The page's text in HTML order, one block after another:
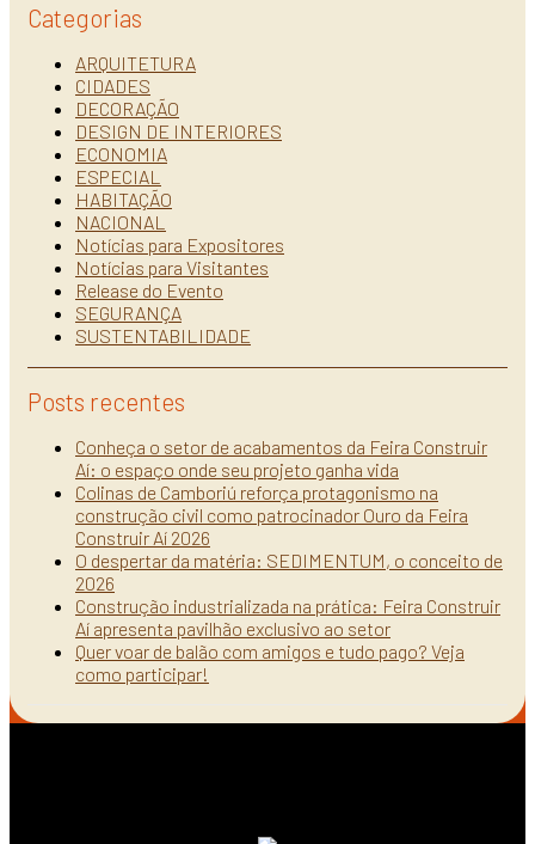
Categorias
ARQUITETURA
CIDADES
DECORAÇÃO
DESIGN DE INTERIORES
ECONOMIA
ESPECIAL
HABITAÇÃO
NACIONAL
Notícias para Expositores
Notícias para Visitantes
Release do Evento
SEGURANÇA
SUSTENTABILIDADE
Posts recentes
Conheça o setor de acabamentos da Feira Construir
Aí: o espaço onde seu projeto ganha vida
Colinas de Camboriú reforça protagonismo na
construção civil como patrocinador Ouro da Feira
Construir Aí 2026
O despertar da matéria: SEDIMENTUM, o conceito de
2026
Construção industrializada na prática: Feira Construir
Aí apresenta pavilhão exclusivo ao setor
Quer voar de balão com amigos e tudo pago? Veja
como participar!